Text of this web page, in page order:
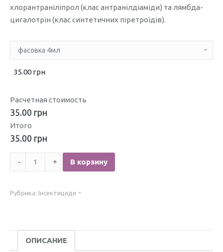
хлорантраніліпрол (клас антранілдіаміди) та лямбда-
цигалотрін (клас синтетичних піретроїдів).
35.00 грн
Расчетная стоимость
35.00 грн
Итого
35.00 грн
Количество
Інсектицид
В корзину
Рубрика: Інсектициди
ОПИСАНИЕ